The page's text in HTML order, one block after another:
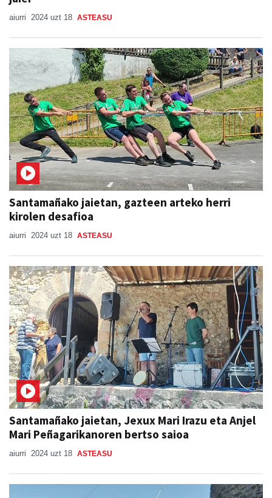
aiurri 2024 uzt 18 ASTEASU
Santamañako jaietan, gazteen arteko herri
kirolen desafioa
aiurri 2024 uzt 18 ASTEASU
Santamañako jaietan, Jexux Mari Irazu eta Anjel
Mari Peñagarikanoren bertso saioa
aiurri 2024 uzt 18 ASTEASU